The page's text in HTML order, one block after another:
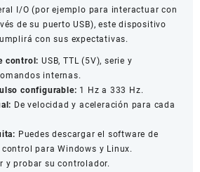
I/O (por ejemplo para interactuar con
de su puerto USB), este dispositivo
con sus expectativas.
control: USB, TTL (5V), serie y
internas.
configurable: 1 Hz a 333 Hz.
De velocidad y aceleración para cada
Puedes descargar el software de
para Windows y Linux.
y probar su controlador.